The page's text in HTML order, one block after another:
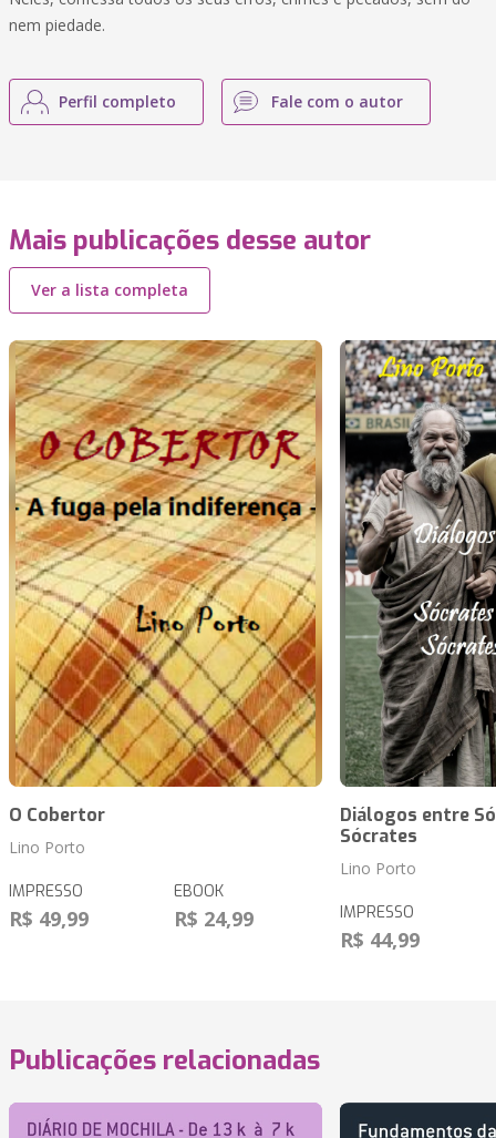
nem piedade.
Perfil completo Fale com o autor
Mais publicações desse autor
Ver a lista completa
O Cobertor
Lino Porto
IMPRESSO
R$ 49,99
EBOOK
R$ 24,99
Diálogos entre
Sócrates
Lino Porto
IMPRESSO
R$ 44,99
Publicações relacionadas